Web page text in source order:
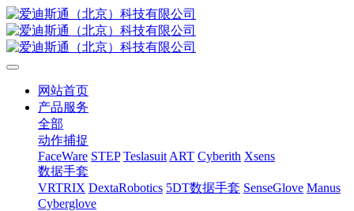
网站首页
产品服务
全部
动作捕捉
FaceWare STEP Teslasuit ART Cyberith Xsens
数据手套
VRTRIX DextaRobotics 5DT数据手套 SenseGlove Manus
Cyberglove